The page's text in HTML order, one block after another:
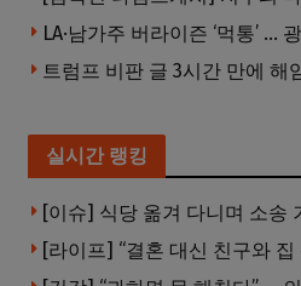
LA·남가주 버라이즌 ‘먹통’ …
실시간 랭킹